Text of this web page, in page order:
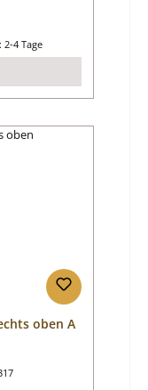
4 Tage
oben A